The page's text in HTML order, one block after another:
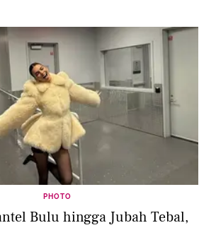
PHOTO
Bulu hingga Jubah Tebal,